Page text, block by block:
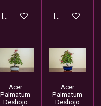
In winkelwagen In
Acer
Palmatum
Deshojo
Acer
Palmatum
Deshojo